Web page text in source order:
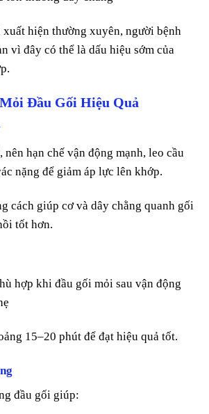
hiện thường xuyên, người bệnh
vì đây có thể là dấu hiệu sớm của
Đầu Gối Hiệu Quả
hạn chế vận động mạnh, leo cầu
nặng để giảm áp lực lên khớp.
cách giúp cơ và dây chằng quanh gối
tốt hơn.
hợp khi đầu gối mỏi sau vận động
15–20 phút để đạt hiệu quả tốt.
đầu gối giúp: